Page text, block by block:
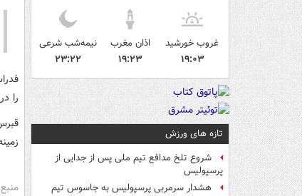
غروب خورشید
۱۹:۰۳
اذان مغرب
۱۹:۲۳
نیمه‌شب شرعی
۲۳:۲۲
تازه های ورزش
شروع تلخ مدافع تیم ملی پس از جدایی از
پرسپولیس
هشدار سرمربی پرسپولیس به جاسوس تیم
را